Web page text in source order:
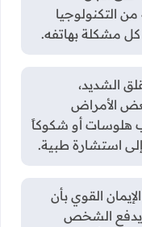
التكنولوجيا
مشكلة بهاتفه.
الشديد،
بعض الأمراض
هلوسات أو شكوكاً
القوي بأن
يدفع الشخص